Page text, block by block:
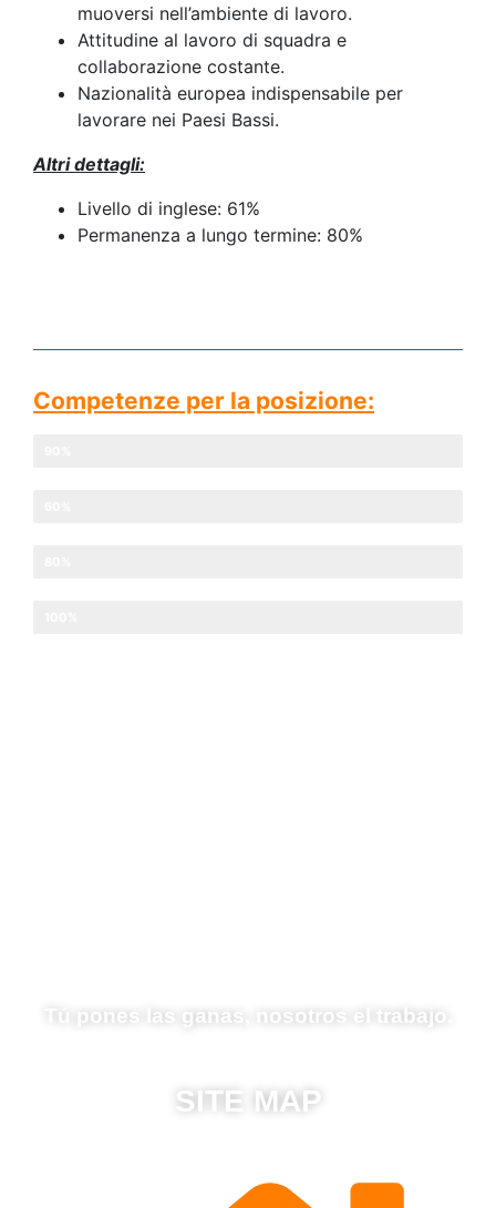
muoversi nell’ambiente di lavoro.
Attitudine al lavoro di squadra e
collaborazione costante.
Nazionalità europea indispensabile per
lavorare nei Paesi Bassi.
Altri dettagli:
Livello di inglese: 61%
Permanenza a lungo termine: 80%
Competenze per la posizione:
Tú pones las ganas, nosotros el trabajo.
SITE MAP